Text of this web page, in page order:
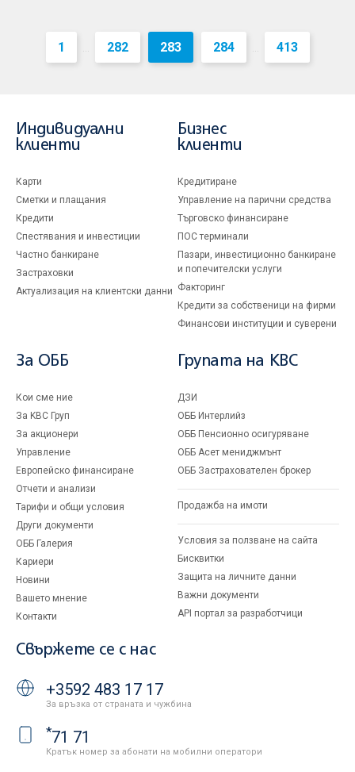
1 ... 282 283 284 ... 413
Индивидуални
клиенти
Карти
Сметки и плащания
Кредити
Спестявания и инвестиции
Частно банкиране
Застраховки
Актуализация на клиентски данни
Бизнес
клиенти
Кредитиране
Управление на парични средства
Търговско финансиране
ПОС терминали
Пазари, инвестиционно банкиране
и попечителски услуги
Факторинг
Кредити за собственици на фирми
Финансови институции и суверени
За ОББ
Кои сме ние
За KBC Груп
За акционери
Управление
Европейско финансиране
Отчети и анализи
Тарифи и общи условия
Други документи
ОББ Галерия
Кариери
Новини
Вашето мнение
Контакти
Групата на KBC
ДЗИ
ОББ Интерлийз
ОББ Пенсионно осигуряване
ОББ Асет мениджмънт
ОББ Застрахователен брокер
Продажба на имоти
Условия за ползване на сайта
Бисквитки
Защита на личните данни
Важни документи
API портал за разработчици
Свържете се с нас
+3592 483 17 17
За връзка от страната и чужбина
*71 71
Кратък номер за абонати на мобилни оператори